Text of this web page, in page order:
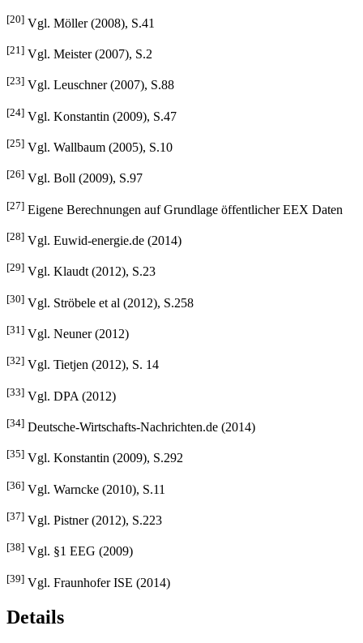
[20] Vgl. Möller (2008), S.41
[21] Vgl. Meister (2007), S.2
[23] Vgl. Leuschner (2007), S.88
[24] Vgl. Konstantin (2009), S.47
[25] Vgl. Wallbaum (2005), S.10
[26] Vgl. Boll (2009), S.97
[27] Eigene Berechnungen auf Grundlage öffentlicher EEX Daten
[28] Vgl. Euwid-energie.de (2014)
[29] Vgl. Klaudt (2012), S.23
[30] Vgl. Ströbele et al (2012), S.258
[31] Vgl. Neuner (2012)
[32] Vgl. Tietjen (2012), S. 14
[33] Vgl. DPA (2012)
[34] Deutsche-Wirtschafts-Nachrichten.de (2014)
[35] Vgl. Konstantin (2009), S.292
[36] Vgl. Warncke (2010), S.11
[37] Vgl. Pistner (2012), S.223
[38] Vgl. §1 EEG (2009)
[39] Vgl. Fraunhofer ISE (2014)
Details